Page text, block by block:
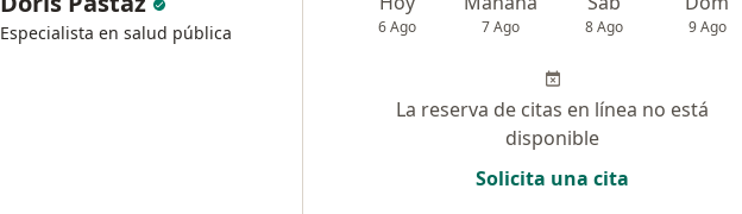
Especialista en salud pública 6 Ago 7 Ago 8 Ago 9 Ago
La reserva de citas en línea no está
disponible
Solicita una cita